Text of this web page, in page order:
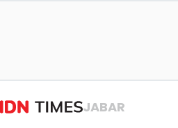
JABAR